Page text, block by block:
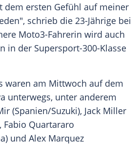
dem ersten Gefühl auf meiner
schrieb die 23-Jährige bei
Moto3-Fahrerin wird auch
in der Supersport-300-Klasse
waren am Mittwoch auf dem
unterwegs, unter anderem
(Spanien/Suzuki), Jack Miller
Fabio Quartararo
und Alex Marquez